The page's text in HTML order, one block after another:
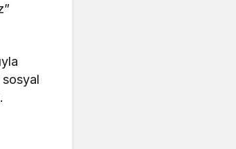
sosyal